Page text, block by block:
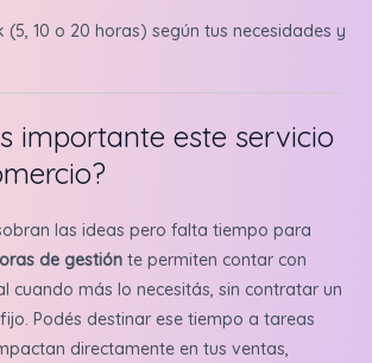
(5, 10 o 20 horas) según tus necesidades y
importante este servicio
las ideas pero falta tiempo para
de gestión te permiten contar con
cuando más lo necesitás, sin contratar un
Podés destinar ese tiempo a tareas
directamente en tus ventas,